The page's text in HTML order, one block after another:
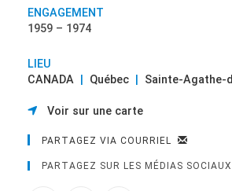
ENGAGEMENT
1959 – 1974
LIEU
CANADA
Québec Sainte-Agathe-
Voir sur une carte
PARTAGEZ VIA COURRIEL
PARTAGEZ SUR LES MÉDIAS SOCIAUX